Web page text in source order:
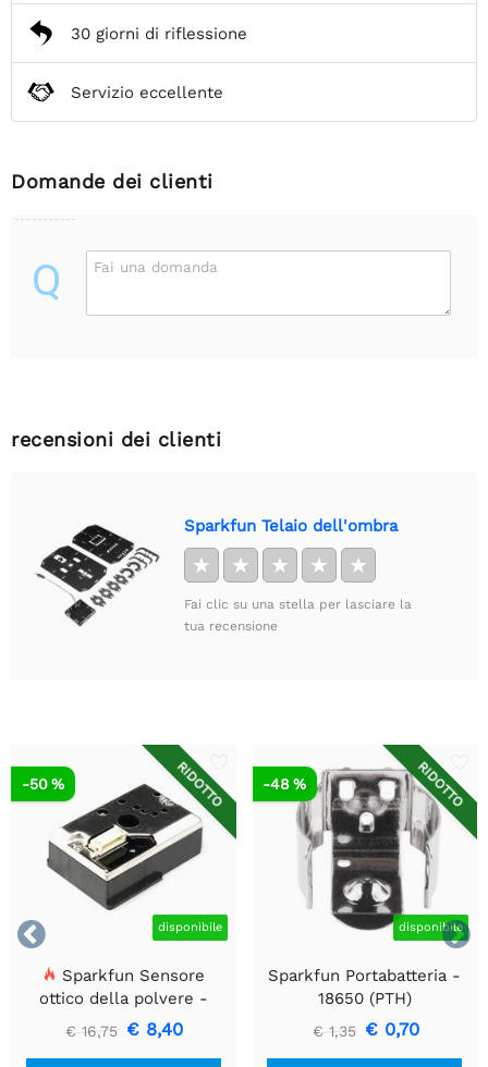
30 giorni di riflessione
Servizio eccellente
Domande dei clienti
Q Fai una domanda
recensioni dei clienti
Sparkfun Telaio dell'ombra
★ ★ ★ ★ ★
Fai clic su una stella per lasciare la
tua recensione


RIDOTTO
disponibile
-50 %
Sparkfun Sensore
ottico della polvere -
GP2Y1010AU0F
€ 16,75 € 8,40
RIDOTTO
disponibile
-48 %
Sparkfun Portabatteria -
18650 (PTH)
€ 1,35 € 0,70